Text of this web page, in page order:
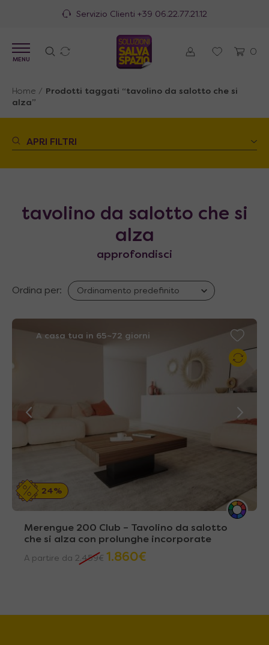
Servizio Clienti +39 06.22.77.21.12
0
MENU
Home /
Prodotti taggati “tavolino da salotto che si
alza”
APRI FILTRI
tavolino da salotto che si
alza
approfondisci
Ordina per:
A casa tua in 65~72 giorni
24%
Merengue 200 Club – Tavolino da salotto
che si alza con prolunghe incorporate
A partire da 2.459€ 1.860€